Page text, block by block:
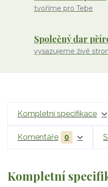
tvoříme pro Tebe
Společný dar
vysazujeme živé
Kompletní specifikace
Komentáře 0
Kompletní